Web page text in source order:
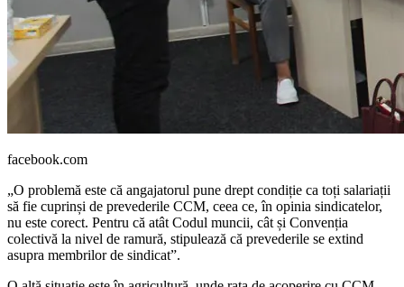
facebook.com
„O problemă este că angajatorul pune drept condiție ca toți salariații
să fie cuprinși de prevederile CCM, ceea ce, în opinia sindi­catelor,
nu este corect. Pentru că atât Codul muncii, cât și Convenția
colectivă la nivel de ramură, stipulează că prevederile se extind
asupra membrilor de sindicat”.